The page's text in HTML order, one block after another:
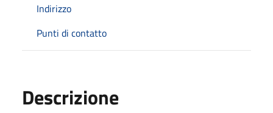
Indirizzo
Punti di contatto
Descrizione